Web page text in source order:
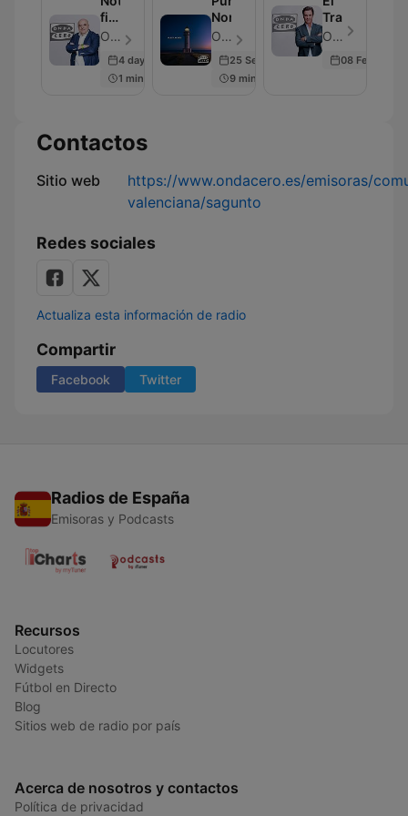
fin
de
semana
OndaCero - Episodio 297
4 days ago
1 min
Norte
OndaCero - Episodio 300
25 Sep 2025
9 min
Transistor
OndaCero - Episodio 300
08 Feb 2024
Contactos
Sitio web
https://www.ondacero.es/emisoras/
valenciana/sagunto
Redes sociales
Actualiza esta información de radio
Compartir
Facebook Twitter
Radios de España
Emisoras y Podcasts
Recursos
Locutores
Widgets
Fútbol en Directo
Blog
Sitios web de radio por país
Acerca de nosotros y contactos
Política de privacidad